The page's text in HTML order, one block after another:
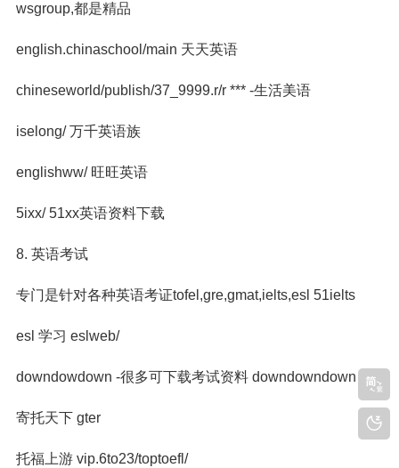
wsgroup,都是精品
english.chinaschool/main 天天英语
chineseworld/publish/37_9999.r/r *** -生活美语
iselong/ 万千英语族
englishww/ 旺旺英语
5ixx/ 51xx英语资料下载
8. 英语考试
专门是针对各种英语考证tofel,gre,gmat,ielts,esl 51ielts
esl 学习 eslweb/
downdowdown -很多可下载考试资料 downdowndown
寄托天下 gter
托福上游 vip.6to23/toptoefl/